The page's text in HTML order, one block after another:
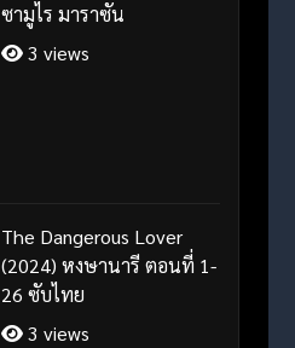
ซามูไร มาราซัน
3 views
The Dangerous Lover
(2024) หงษานารี ตอนที่ 1-
26 ซับไทย
3 views